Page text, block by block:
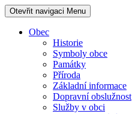
Otevřit navigaci Menu
Obec
Historie
Symboly obce
Památky
Příroda
Základní informace
Dopravní obslužnost
Služby v obci